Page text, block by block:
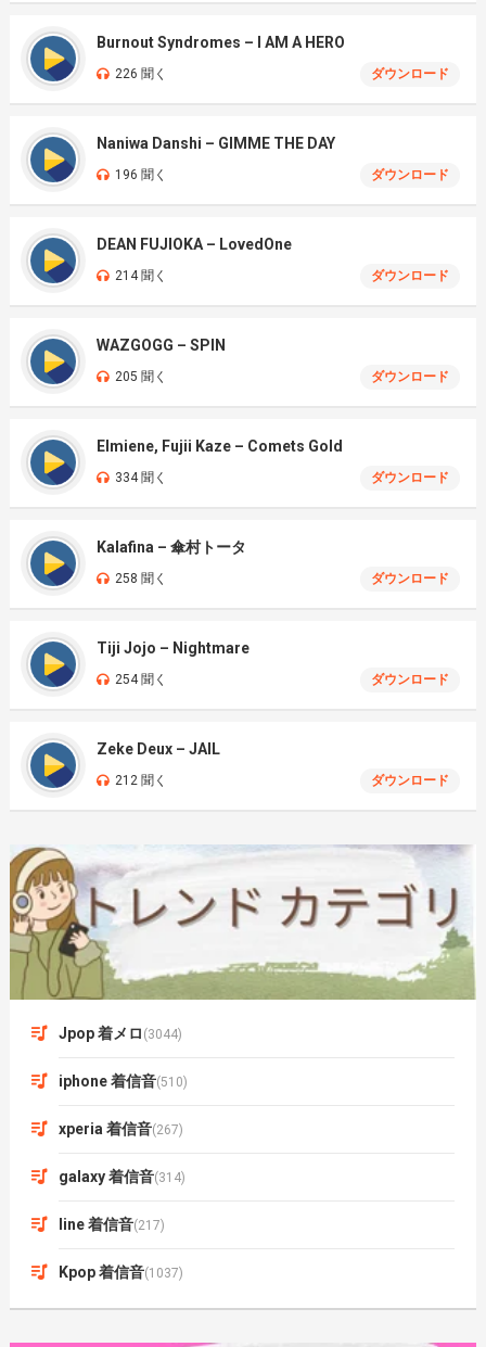
Burnout Syndromes – I AM A HERO
226 聞く ダウンロード
Naniwa Danshi – GIMME THE DAY
196 聞く ダウンロード
DEAN FUJIOKA – LovedOne
214 聞く ダウンロード
WAZGOGG – SPIN
205 聞く ダウンロード
Elmiene, Fujii Kaze – Comets Gold
334 聞く ダウンロード
Kalafina – 傘村トータ
258 聞く ダウンロード
Tiji Jojo – Nightmare
254 聞く ダウンロード
Zeke Deux – JAIL
212 聞く ダウンロード
Jpop 着メロ (3044)
iphone 着信音(510)
xperia 着信音(267)
galaxy 着信音(314)
line 着信音(217)
Kpop 着信音(1037)